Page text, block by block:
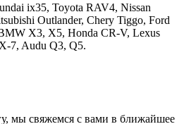
ix35, Toyota RAV4, Nissan
Outlander, Chery Tiggo, Ford
X3, X5, Honda CR-V, Lexus
7, Audu Q3, Q5.
мы свяжемся с вами в ближайшее